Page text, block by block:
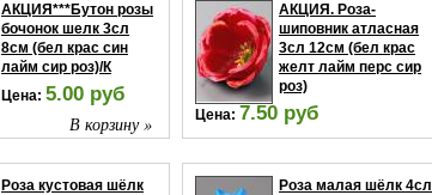
АКЦИЯ***Бутон розы
бочонок шелк 3сл
8см (бел крас син
лайм сир роз)/К
Цена: 5.00 руб
В корзину »
АКЦИЯ. Роза-
шиповник атласная
3сл 12см (бел крас
желт лайм перс сир
роз)
Цена: 7.50 руб
В корзину »
Роза кустовая шёлк
Роза малая шёлк 4сл